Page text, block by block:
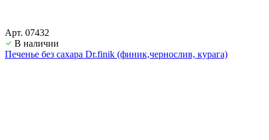
Арт. 07432
В наличии
Печенье без сахара Dr.finik (финик,чернослив, курага)